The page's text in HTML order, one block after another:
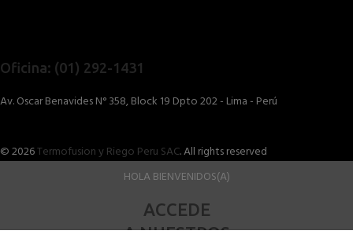
Oficina: (01) 292-1431
Av. Oscar Benavides N° 358, Block 19 Dpto 202 - Lima - Perú
© 2026Termofusion y Riego Peru SAC. All rights reserved
HOLA BIENVENIDOS(A)
ACCEDE
A NUESTROS